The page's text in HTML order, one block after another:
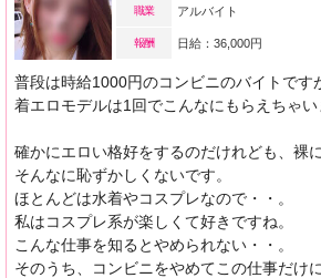
職業 アルバイト
報酬 日給：36,000円
普段は時給1000円のコンビニのバイトです
着エロモデルは1回でこんなにもらえちゃい
確かにエロい格好をするのだけれども、裸
そんなに恥ずかしくないです。
ほとんどは水着やコスプレなので・・。
私はコスプレ系が楽しくて好きですね。
こんな仕事を知るとやめられない・・。
そのうち、コンビニをやめてこの仕事だけ